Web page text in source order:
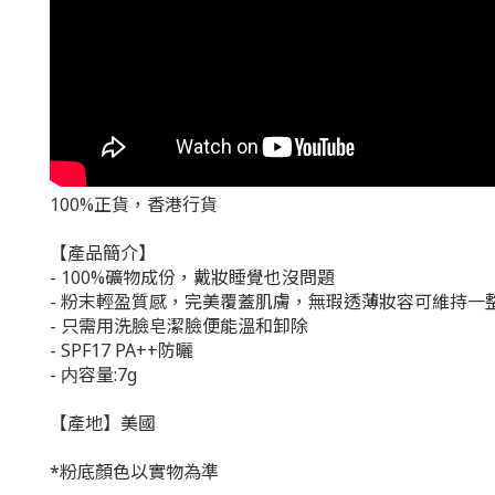
100%正貨，香港行貨
【產品簡介】
- 100%礦物成份，戴妝睡覺也沒問題
- 粉末輕盈質感，完美覆蓋肌膚，無瑕透薄妝容可維持一
- 只需用洗臉皂潔臉便能溫和卸除
- SPF17 PA++防曬
- 内容量:7g
【產地】美國
*粉底顏色以實物為準